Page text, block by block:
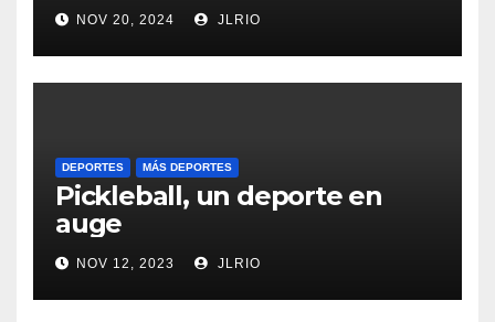
NOV 20, 2024 JLRIO
DEPORTES MÁS DEPORTES
Pickleball, un deporte en
auge
NOV 12, 2023 JLRIO